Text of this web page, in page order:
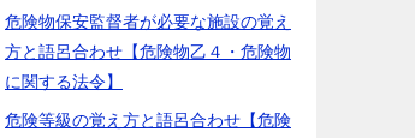
危険物保安監督者が必要な施設の覚え
方と語呂合わせ【危険物乙４・危険物
に関する法令】
危険等級の覚え方と語呂合わせ【危険